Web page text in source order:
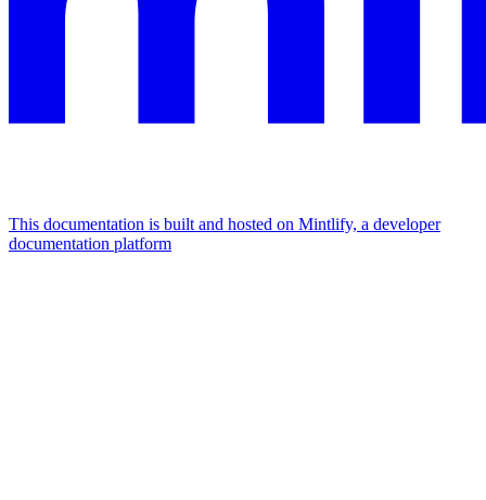
This documentation is built and hosted on Mintlify, a developer
documentation platform